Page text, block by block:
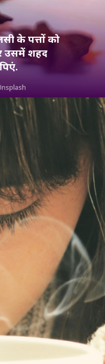
के पत्तों को
उसमें शहद